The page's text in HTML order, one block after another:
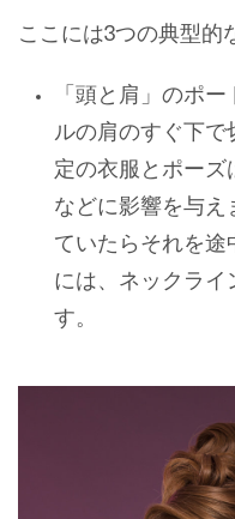
ここには3つの典型的
「頭と肩」のポ
ルの肩のすぐ下で
定の衣服とポーズ
などに影響を与え
ていたらそれを途
には、ネックライ
す。